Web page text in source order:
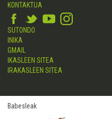
KONTAKTUA
SUTONDO
INIKA
GMAIL
IKASLEEN SITEA
IRAKASLEEN SITEA
Babesleak